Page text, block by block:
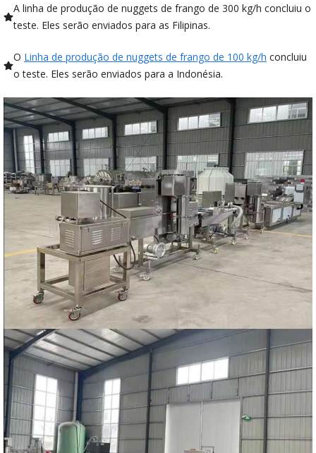
A linha de produção de nuggets de frango de 300 kg/h concluiu o
teste. Eles serão enviados para as Filipinas.
O Linha de produção de nuggets de frango de 100 kg/h concluiu
o teste. Eles serão enviados para a Indonésia.